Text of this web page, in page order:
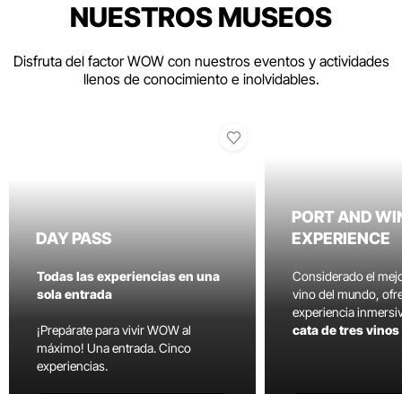
NUESTROS MUSEOS
Disfruta del factor WOW con nuestros eventos y actividades
llenos de conocimiento e inolvidables.
DAY PASS
Todas las experiencias en una
sola entrada
¡Prepárate para vivir WOW al
máximo! Una entrada. Cinco
experiencias.
PORT AND
EXPERIENCE
Considerado el
vino del mundo,
experiencia
cata de tres